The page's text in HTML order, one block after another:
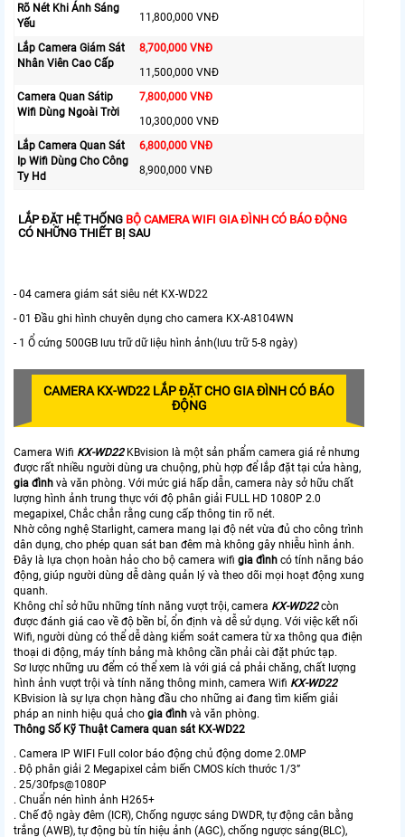
Rõ Nét Khi Ánh Sáng
Yếu
11,800,000 VNĐ
Lắp Camera Giám Sát
Nhân Viên Cao Cấp
8,700,000 VNĐ
11,500,000 VNĐ
Camera Quan Sátip
Wifi Dùng Ngoài Trời
7,800,000 VNĐ
10,300,000 VNĐ
Lắp Camera Quan Sát
Ip Wifi Dùng Cho Công
Ty Hd
6,800,000 VNĐ
8,900,000 VNĐ
LẮP ĐẶT HỆ THỐNG BỘ CAMERA WIFI GIA ĐÌNH CÓ BÁO ĐỘNG
CÓ NHỮNG THIẾT BỊ SAU
- 04 camera giám sát siêu nét KX-WD22
- 01 Đầu ghi hình chuyên dụng cho camera KX-A8104WN
- 1 Ổ cứng 500GB lưu trữ dữ liệu hình ảnh(lưu trữ 5-8 ngày)
CAMERA KX-WD22 LẮP ĐẶT CHO GIA ĐÌNH CÓ BÁO
ĐỘNG
Camera Wifi KX-WD22KBvision là một sản phẩm camera giá rẻ nhưng
được rất nhiều người dùng ưa chuộng, phù hợp để lắp đặt tại cửa hàng,
gia đình và văn phòng. Với mức giá hấp dẫn, camera này sở hữu chất
lượng hình ảnh trung thực với độ phân giải FULL HD 1080P 2.0
megapixel, Chắc chắn rằng cung cấp thông tin rõ nét.
Nhờ công nghệ Starlight, camera mang lại độ nét vừa đủ cho công trình
dân dụng, cho phép quan sát ban đêm mà không gây nhiễu hình ảnh.
Đây là lựa chọn hoàn hảo cho bộ camera wifi gia đình có tính năng báo
động, giúp người dùng dễ dàng quản lý và theo dõi mọi hoạt động xung
quanh.
Không chỉ sở hữu những tính năng vượt trội, camera KX-WD22còn
được đánh giá cao về độ bền bỉ, ổn định và dễ sử dụng. Với việc kết nối
Wifi, người dùng có thể dễ dàng kiểm soát camera từ xa thông qua điện
thoại di động, máy tính bảng mà không cần phải cài đặt phức tạp.
Sơ lược những ưu đểm có thể xem là với giá cả phải chăng, chất lượng
hình ảnh vượt trội và tính năng thông minh, camera Wifi KX-WD22
KBvision là sự lựa chọn hàng đầu cho những ai đang tìm kiếm giải
pháp an ninh hiệu quả cho gia đình và văn phòng.
Thông Số Kỹ Thuật Camera quan sát KX-WD22
. Camera IP WIFI Full color báo động chủ động dome 2.0MP
. Độ phân giải 2 Megapixel cảm biến CMOS kích thước 1/3”
. 25/30fps@1080P
. Chuẩn nén hình ảnh H265+
. Chế độ ngày đêm (ICR), Chống ngược sáng DWDR, tự động cân bằng
trắng (AWB), tự động bù tín hiệu ảnh (AGC), chống ngược sáng(BLC),